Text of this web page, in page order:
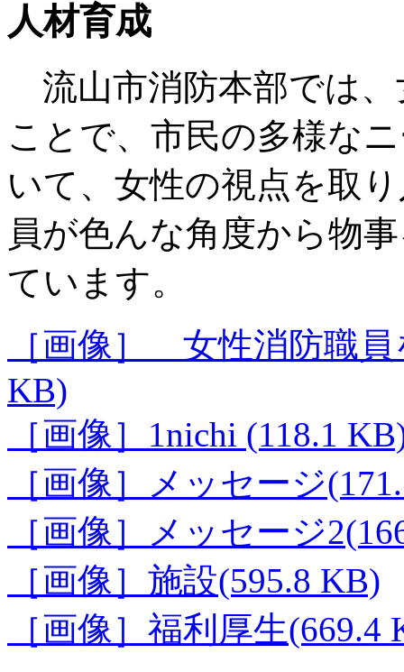
人材育成
流山市消防本部では、
ことで、市民の多様な
いて、女性の視点を取
員が色んな角度から物
ています。
［画像］ 女性消防職
KB)
［画像］1nichi (118.1
［画像］メッセージ
［画像］メッセージ
［画像］施設(595.8 KB)
［画像］福利厚生(669.4